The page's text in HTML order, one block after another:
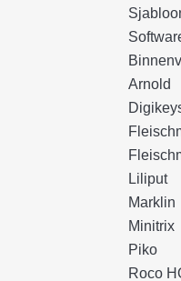
Arnold
Liliput
Marklin
Minitrix
Piko
Roco